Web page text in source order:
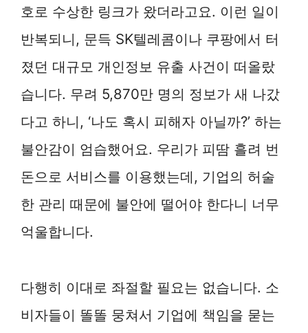
호로 수상한 링크가 왔더라고요. 이런 일이
반복되니, 문득 SK텔레콤이나 쿠팡에서 터
졌던 대규모 개인정보 유출 사건이 떠올랐
습니다. 무려 5,870만 명의 정보가 새 나갔
다고 하니, ‘나도 혹시 피해자 아닐까?’ 하는
불안감이 엄습했어요. 우리가 피땀 흘려 번
돈으로 서비스를 이용했는데, 기업의 허술
한 관리 때문에 불안에 떨어야 한다니 너무
억울합니다.
다행히 이대로 좌절할 필요는 없습니다. 소
비자들이 똘똘 뭉쳐서 기업에 책임을 묻는